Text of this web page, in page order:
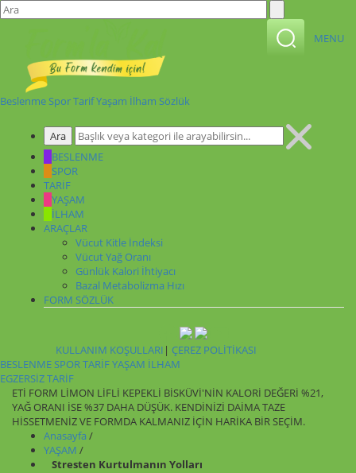
MENU
Beslenme SporTarifYaşam İlham Sözlük
BESLENME
SPOR
TARİF
YAŞAM
İLHAM
ARAÇLAR
Vücut Kitle İndeksi
Vücut Yağ Oranı
Günlük Kalori İhtiyacı
Bazal Metabolizma Hızı
FORM SÖZLÜK
KULLANIM KOŞULLARI | ÇEREZ POLİTİKASI
BESLENME SPORTARİFYAŞAM İLHAM
EGZERSİZTARİF
ETİ FORM LİMON LİFLİ KEPEKLİ BİSKÜVİ'NİN KALORİ DEĞERİ %21,
YAĞ ORANI İSE %37 DAHA DÜŞÜK. KENDİNİZİ DAİMA TAZE
HİSSETMENİZ VE FORMDA KALMANIZ İÇİN HARİKA BİR SEÇİM.
Anasayfa /
YAŞAM /
Stresten Kurtulmanın Yolları